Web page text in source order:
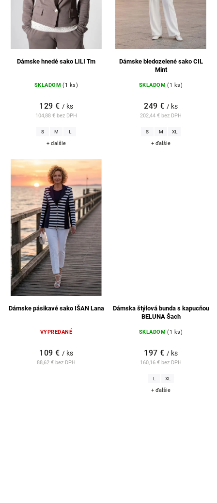
Dámske hnedé sako LILI Tm
SKLADOM (1 ks)
104,88 € bez DPH
129 € / ks
S M L
+ ďalšie
Dámske bledozelené sako CIL
Mint
SKLADOM (1 ks)
202,44 € bez DPH
249 € / ks
S M XL
+ ďalšie
Dámske pásikavé sako IŠAN Lana
VYPREDANÉ
88,62 € bez DPH
109 € / ks
Dámska štýlová bunda s kapucňou
BELUNA Šach
SKLADOM (1 ks)
160,16 € bez DPH
197 € / ks
L XL
+ ďalšie